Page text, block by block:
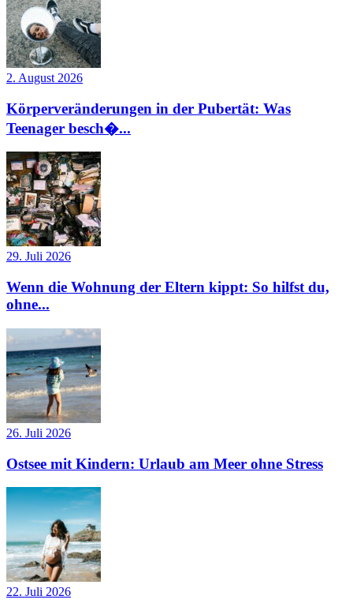
2. August 2026
Körperveränderungen in der Pubertät: Was
Teenager besch�...
29. Juli 2026
Wenn die Wohnung der Eltern kippt: So hilfst du,
ohne...
26. Juli 2026
Ostsee mit Kindern: Urlaub am Meer ohne Stress
22. Juli 2026